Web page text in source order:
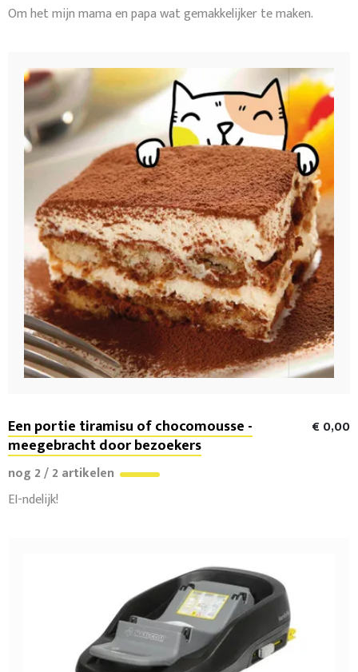
Om het mijn mama en papa wat gemakkelijker te maken.
Een portie tiramisu of chocomousse -
meegebracht door bezoekers
€ 0,00
nog 2 / 2 artikelen
EI-ndelijk!